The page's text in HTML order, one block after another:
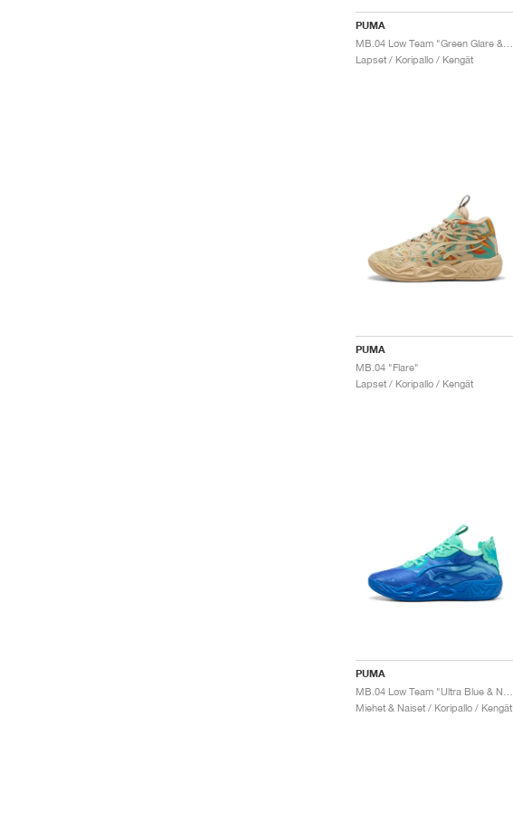
PUMA
Lapset / Koripallo / Kengät
PUMA
MB.04 "Flare"
Lapset / Koripallo / Kengät
PUMA
Miehet & Naiset / Koripallo / Kengät